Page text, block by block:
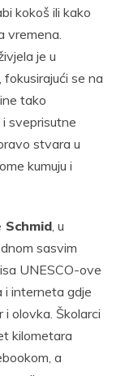
kokoš ili kako
vremena.
je u
se na
tako
sveprisutne
stvara u
kumuju i
Schmid, u
sasvim
UNESCO-ove
i interneta gdje
olovka. Školarci
kilometara
a